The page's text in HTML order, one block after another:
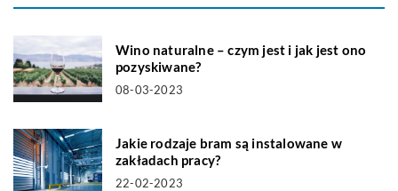
Wino naturalne – czym jest i jak jest ono
pozyskiwane?
08-03-2023
Jakie rodzaje bram są instalowane w
zakładach pracy?
22-02-2023